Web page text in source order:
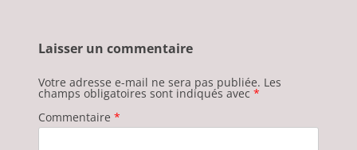
Laisser un commentaire
Votre adresse e-mail ne sera pas publiée. Les
champs obligatoires sont indiqués avec *
Commentaire *